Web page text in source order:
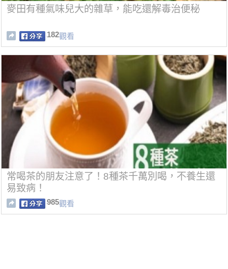
麥田有種氣味兒大的雜草，能吃還解毒治便秘
182觀看
常喝茶的朋友注意了！8種茶千萬別喝，不養生還
易致病！
985觀看